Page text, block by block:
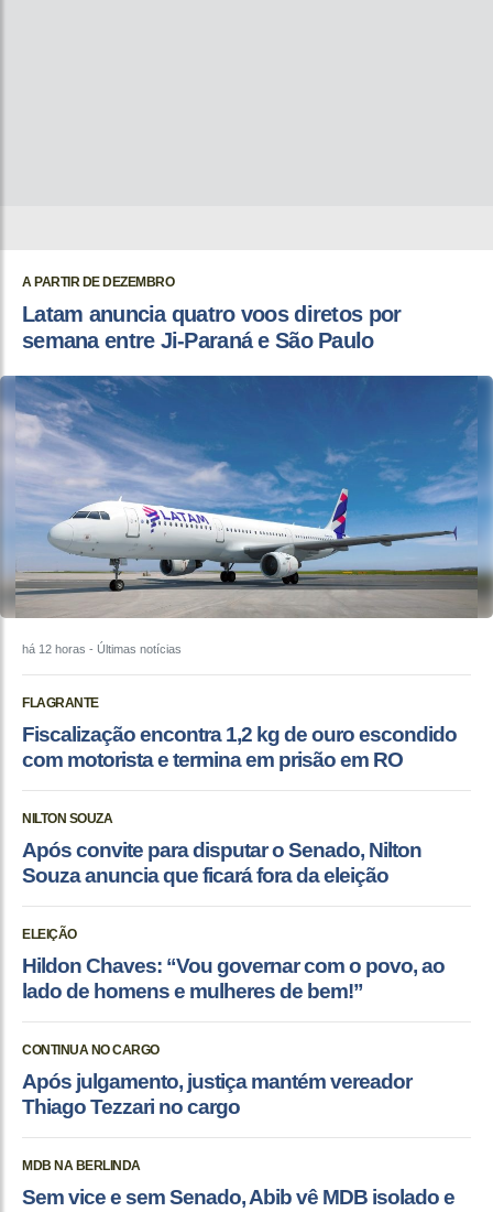
A PARTIR DE DEZEMBRO
Latam anuncia quatro voos diretos por
semana entre Ji-Paraná e São Paulo
há 12 horas - Últimas notícias
FLAGRANTE
Fiscalização encontra 1,2 kg de ouro escondido
com motorista e termina em prisão em RO
NILTON SOUZA
Após convite para disputar o Senado, Nilton
Souza anuncia que ficará fora da eleição
ELEIÇÃO
Hildon Chaves: “Vou governar com o povo, ao
lado de homens e mulheres de bem!”
CONTINUA NO CARGO
Após julgamento, justiça mantém vereador
Thiago Tezzari no cargo
MDB NA BERLINDA
Sem vice e sem Senado, Abib vê MDB isolado e